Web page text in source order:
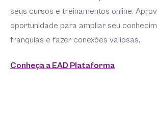
seus cursos e treinamentos online.
oportunidade para ampliar seu
franquias e fazer conexões valiosas.
Conheça a EAD Plataforma